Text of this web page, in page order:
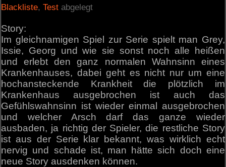
Blackliste,Test abgelegt
Story:
Im gleichnamigen Spiel zur Serie spielt man Grey,
Issie, Georg und wie sie sonst noch alle heißen
und erlebt den ganz normalen Wahnsinn eines
Krankenhauses, dabei geht es nicht nur um eine
hochansteckende Krankheit die plötzlich im
Krankenhaus ausgebrochen ist auch das
Gefühlswahnsinn ist wieder einmal ausgebrochen
und welcher Arsch darf das ganze wieder
ausbaden, ja richtig der Spieler, die restliche Story
ist aus der Serie klar bekannt, was wirklich echt
nervig und schade ist, man hätte sich doch eine
neue Story ausdenken können.